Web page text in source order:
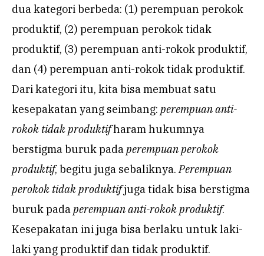
dua kategori berbeda: (1) perempuan perokok
produktif, (2) perempuan perokok tidak
produktif, (3) perempuan anti-rokok produktif,
dan (4) perempuan anti-rokok tidak produktif.
Dari kategori itu, kita bisa membuat satu
kesepakatan yang seimbang: perempuan anti-
rokok tidak produktifharam hukumnya
berstigma buruk padaperempuan perokok
produktif, begitu juga sebaliknya.Perempuan
perokok tidak produktifjuga tidak bisa berstigma
buruk padaperempuan anti-rokok produktif.
Kesepakatan ini juga bisa berlaku untuk laki-
laki yang produktif dan tidak produktif.